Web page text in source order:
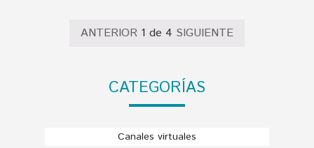
ANTERIOR 1 de 4 SIGUIENTE
CATEGORÍAS
Canales virtuales